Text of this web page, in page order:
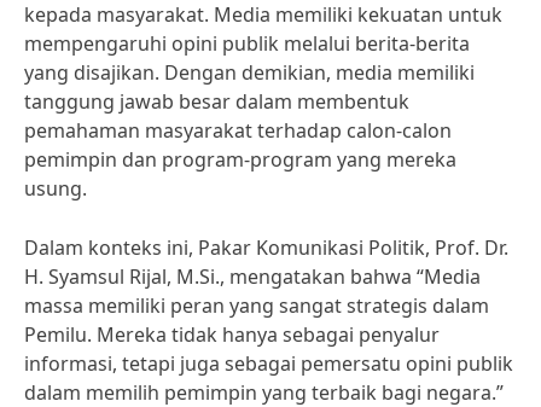
kepada masyarakat. Media memiliki kekuatan untuk
mempengaruhi opini publik melalui berita-berita
yang disajikan. Dengan demikian, media memiliki
tanggung jawab besar dalam membentuk
pemahaman masyarakat terhadap calon-calon
pemimpin dan program-program yang mereka
usung.
Dalam konteks ini, Pakar Komunikasi Politik, Prof. Dr.
H. Syamsul Rijal, M.Si., mengatakan bahwa “Media
massa memiliki peran yang sangat strategis dalam
Pemilu. Mereka tidak hanya sebagai penyalur
informasi, tetapi juga sebagai pemersatu opini publik
dalam memilih pemimpin yang terbaik bagi negara.”